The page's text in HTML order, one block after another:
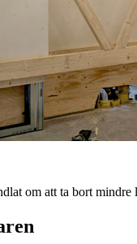
om att ta bort